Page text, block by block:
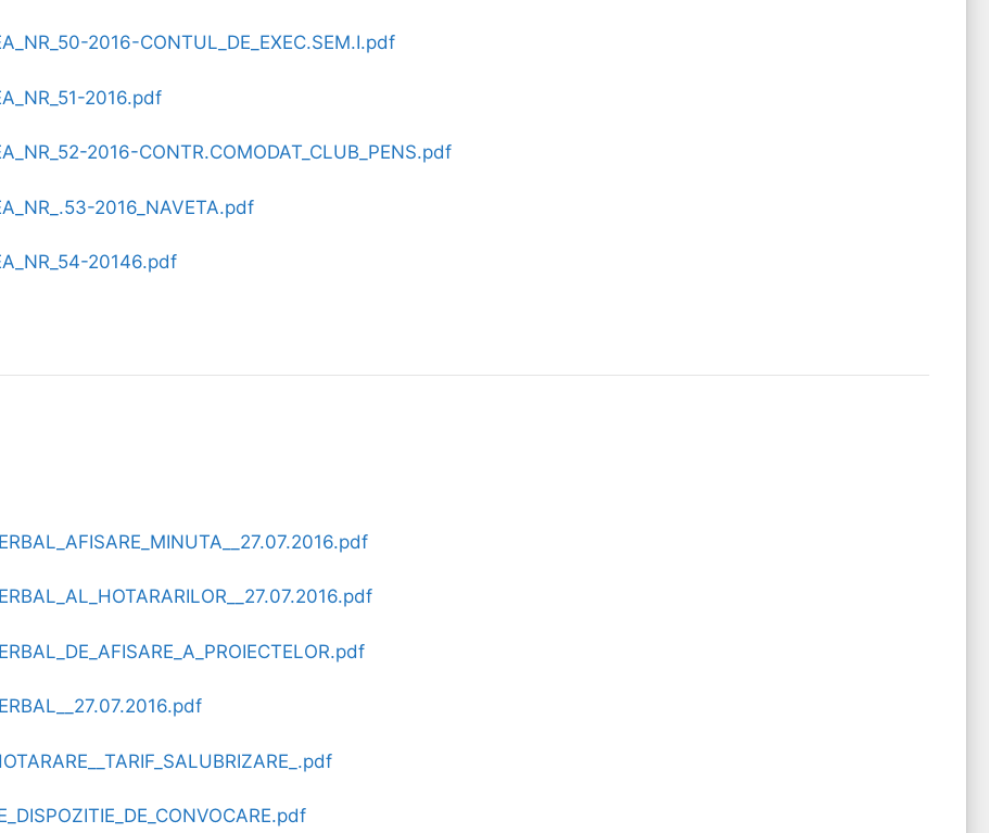
2016-CONTUL_DE_EXEC.SEM.I.pdf
2016.pdf
2016-CONTR.COMODAT_CLUB_PENS.pdf
2016_NAVETA.pdf
20146.pdf